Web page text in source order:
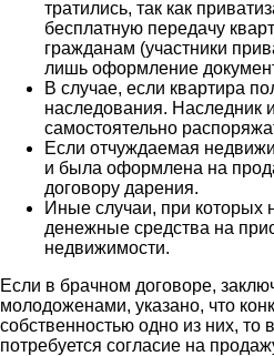
тратились, так как
бесплатную передачу
гражданам (участники
лишь оформление
В случае, если квартира
наследования. Наследник
самостоятельно
Если отчуждаемая
и была оформлена на
договору дарения.
Иные случаи, при которых
денежные средства на
недвижимости.
Если в брачном договоре,
молодоженами, указано, что
собственностью одно из них, то
потребуется согласие на